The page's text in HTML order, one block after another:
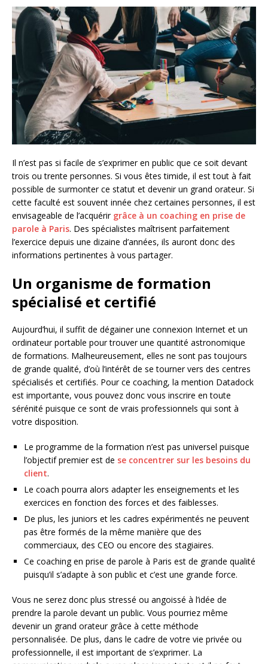
Il n’est pas si facile de s’exprimer en public que ce soit devant
trois ou trente personnes. Si vous êtes timide, il est tout à fait
possible de surmonter ce statut et devenir un grand orateur. Si
cette faculté est souvent innée chez certaines personnes, il est
envisageable de l’acquérir grâce à un coaching en prise de
parole à Paris. Des spécialistes maîtrisent parfaitement
l’exercice depuis une dizaine d’années, ils auront donc des
informations pertinentes à vous partager.
Un organisme de formation
spécialisé et certifié
Aujourd’hui, il suffit de dégainer une connexion Internet et un
ordinateur portable pour trouver une quantité astronomique
de formations. Malheureusement, elles ne sont pas toujours
de grande qualité, d’où l’intérêt de se tourner vers des centres
spécialisés et certifiés. Pour ce coaching, la mention Datadock
est importante, vous pouvez donc vous inscrire en toute
sérénité puisque ce sont de vrais professionnels qui sont à
votre disposition.
Le programme de la formation n’est pas universel puisque
l’objectif premier est de se concentrer sur les besoins du
client.
Le coach pourra alors adapter les enseignements et les
exercices en fonction des forces et des faiblesses.
De plus, les juniors et les cadres expérimentés ne peuvent
pas être formés de la même manière que des
commerciaux, des CEO ou encore des stagiaires.
Ce coaching en prise de parole à Paris est de grande qualité
puisqu’il s’adapte à son public et c’est une grande force.
Vous ne serez donc plus stressé ou angoissé à l’idée de
prendre la parole devant un public. Vous pourriez même
devenir un grand orateur grâce à cette méthode
personnalisée. De plus, dans le cadre de votre vie privée ou
professionnelle, il est important de s’exprimer. La